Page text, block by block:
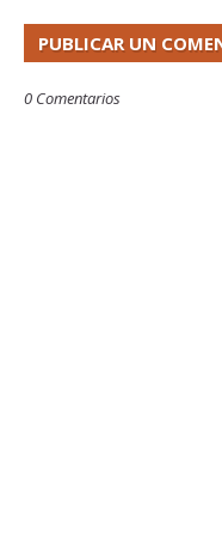
PUBLICAR UN
0 Comentarios